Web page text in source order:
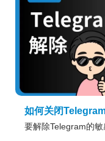
如何关闭
要解除Telegram的敏